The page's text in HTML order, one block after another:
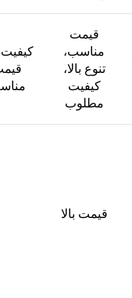
قیمت
مناسب،
تنوع بالا،
کیفیت
مطلوب
کیفیت
قیمت بالا